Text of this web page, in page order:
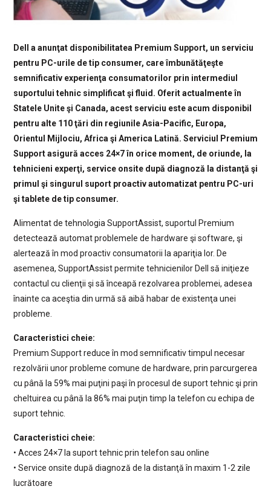
Dell a anunţat disponibilitatea Premium Support, un serviciu
pentru PC-urile de tip consumer, care îmbunătăţeşte
semnificativ experienţa consumatorilor prin intermediul
suportului tehnic simplificat şi fluid. Oferit actualmente în
Statele Unite şi Canada, acest serviciu este acum disponibil
pentru alte 110 ţări din regiunile Asia-Pacific, Europa,
Orientul Mijlociu, Africa şi America Latină. Serviciul Premium
Support asigură acces 24×7 în orice moment, de oriunde, la
tehnicieni experţi, service onsite după diagnoză la distanţă şi
primul şi singurul suport proactiv automatizat pentru PC-uri
şi tablete de tip consumer.
Alimentat de tehnologia SupportAssist, suportul Premium
detectează automat problemele de hardware şi software, şi
alertează în mod proactiv consumatorii la apariţia lor. De
asemenea, SupportAssist permite tehnicienilor Dell să iniţieze
contactul cu clienţii şi să înceapă rezolvarea problemei, adesea
înainte ca aceştia din urmă să aibă habar de existenţa unei
probleme.
Caracteristici cheie:
Premium Support reduce în mod semnificativ timpul necesar
rezolvării unor probleme comune de hardware, prin parcurgerea
cu până la 59% mai puţini paşi în procesul de suport tehnic şi prin
cheltuirea cu până la 86% mai puţin timp la telefon cu echipa de
suport tehnic.
Caracteristici cheie:
• Acces 24×7 la suport tehnic prin telefon sau online
• Service onsite după diagnoză de la distanţă în maxim 1-2 zile
lucrătoare